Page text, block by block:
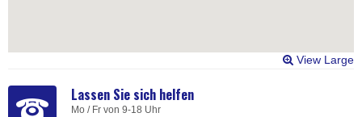
View Large
Lassen Sie sich helfen
Mo / Fr von 9-18 Uhr